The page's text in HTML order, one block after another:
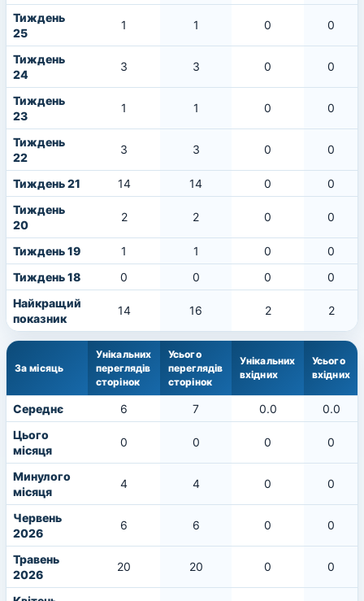
Тиждень
25
1 1 0 0
Тиждень
24
3 3 0 0
Тиждень
23
1 1 0 0
Тиждень
22
3 3 0 0
Тиждень 21 14 14 0
0
Тиждень
20
2 2 0 0
Тиждень 19 1 1 0
0
Тиждень 18
0 0 0
0
Найкращий
показник
14 16 2 2
За місяць
Унікальних
переглядів
сторінок
Усього
переглядів
сторінок
Унікальних
вхідних
Усього
вхідних
Середнє 6 7 0.0
0.0
Цього
місяця
0 0 0 0
Минулого
місяця
4 4 0 0
Червень
2026
6 6 0 0
Травень
2026
20 20 0 0